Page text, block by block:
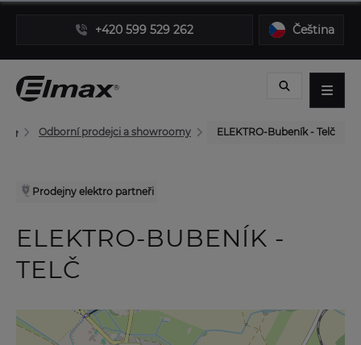
+420 599 529 262 Čeština
Odborní prodejci a showroomy ELEKTRO-Bubeník - Telč
Prodejny elektro partneři
ELEKTRO-BUBENÍK -
TELČ